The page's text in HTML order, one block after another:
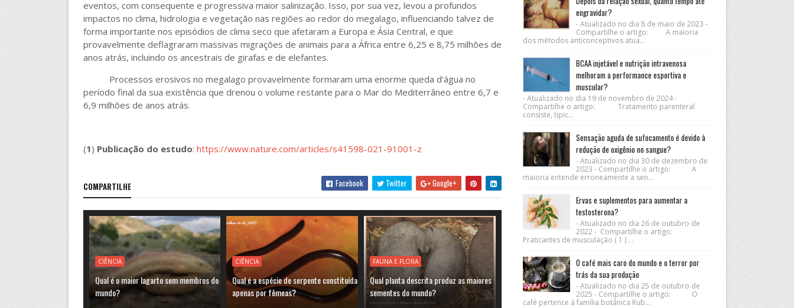
eventos, com consequente e progressiva maior salinização. Isso, por sua vez, levou a profundos
impactos no clima, hidrologia e vegetação nas regiões ao redor do megalago, influenciando talvez de
forma importante nos episódios de clima seco que afetaram a Europa e Ásia Central, e que
provavelmente deflagraram massivas migrações de animais para a África entre 6,25 e 8,75 milhões de
anos atrás, incluindo os ancestrais de girafas e de elefantes.
Processos erosivos no megalago provavelmente formaram uma enorme queda d'água no
período final da sua existência que drenou o volume restante para o Mar do Mediterrâneo entre 6,7 e
6,9 milhões de anos atrás.
(1) Publicação do estudo: https://www.nature.com/articles/s41598-021-91001-z
COMPARTILHE Facebook Twitter Google+
CIÊNCIA
Qual é o maior lagarto sem membros do
mundo?
CIÊNCIA
Qual é a espécie de serpente constituída
apenas por fêmeas?
FAUNA E FLORA
Qual planta descrita produz as maiores
sementes do mundo?
engravidar?
- Atualizado no dia 8 de maio de 2023 -
Compartilhe o artigo: A maioria
dos métodos anticonceptivos atua...
BCAA injetável e nutrição intravenosa
melhoram a performance esportiva e
muscular?
- Atualizado no dia 19 de novembro de 2024 -
Compartilhe o artigo: Tratamento parenteral
consiste, tipic...
Sensação aguda de sufocamento é devido à
redução de oxigênio no sangue?
- Atualizado no dia 30 de dezembro de
2023 - Compartilhe o artigo: A
maioria entende erroneamente a sen...
Ervas e suplementos para aumentar a
testosterona?
- Atualizado no dia 26 de outubro de
2022 - Compartilhe o artigo:
Praticantes de musculação ( 1 ) ...
O café mais caro do mundo e o terror por
trás da sua produção
- Atualizado no dia 25 de outubro de
2025 - Compartilhe o artigo: O
café pertence à família botânica Rub...